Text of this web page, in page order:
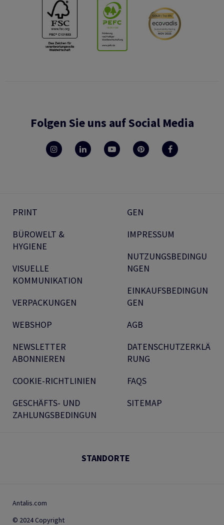
Folgen Sie uns auf Social Media
PRINT
BÜROWELT &
HYGIENE
VISUELLE
KOMMUNIKATION
VERPACKUNGEN
WEBSHOP
NEWSLETTER
ABONNIEREN
COOKIE-RICHTLINIEN
GESCHÄFTS- UND
ZAHLUNGSBEDINGUN
GEN
IMPRESSUM
NUTZUNGSBEDINGU
NGEN
EINKAUFSBEDINGUN
GEN
AGB
DATENSCHUTZERKLÄ
RUNG
FAQS
SITEMAP
STANDORTE
Antalis.com
© 2024 Copyright